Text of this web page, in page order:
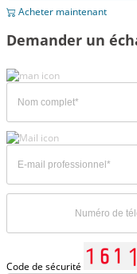
Acheter maintenant
Demander un
Code de sécurité